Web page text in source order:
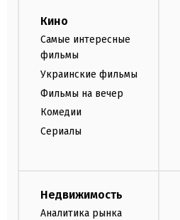
Кино
Самые интересные
фильмы
Украинские фильмы
Фильмы на вечер
Комедии
Сериалы
Недвижимость
Аналитика рынка